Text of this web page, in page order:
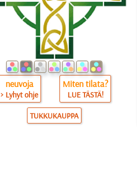
neuvoja
> Lyhyt ohje
Miten tilata?
LUE TÄSTÄ!
TUKKUKAUPPA